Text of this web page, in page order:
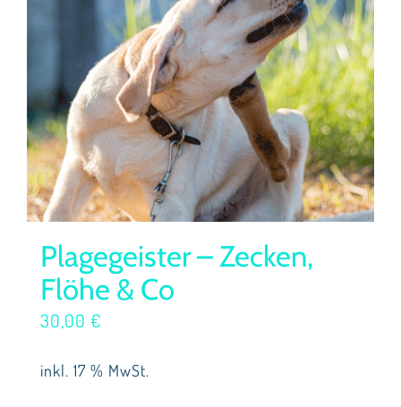
Plagegeister – Zecken,
Flöhe & Co
30,00 €
inkl. 17 % MwSt.